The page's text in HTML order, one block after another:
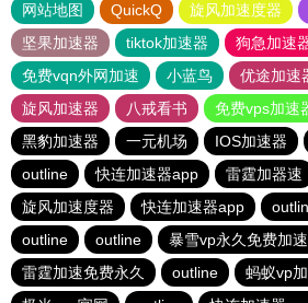
网站地图 QuickQ 旋风加速度器
坚果加速器
tiktok加速器
狗急加速
免费vqn外网加速
小蓝鸟 优途加速
旋风加速器
八戒看书
免费vps加速
黑豹加速器
一元机场 IOS加速器
outline
快连加速器app 雷霆加器速
旋风加速度器
快连加速器app
outline
outline
暴雪vp永久免费加
雷霆加速免费永久
outline
蚂蚁vp